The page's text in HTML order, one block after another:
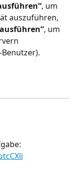
, um
auszuführen,
, um